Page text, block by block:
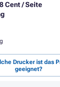
Cent / Seite
Drucker ist das
geeignet?